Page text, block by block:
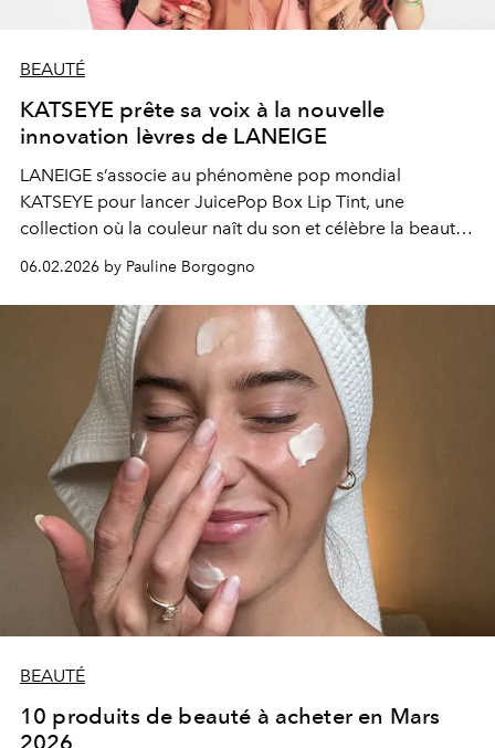
BEAUTÉ
KATSEYE prête sa voix à la nouvelle
innovation lèvres de LANEIGE
LANEIGE s’associe au phénomène pop mondial
KATSEYE pour lancer JuicePop Box Lip Tint, une
collection où la couleur naît du son et célèbre la beauté
comme une expérience sensorielle totale.
06.02.2026 by Pauline Borgogno
BEAUTÉ
10 produits de beauté à acheter en Mars